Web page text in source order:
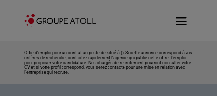
Offre d’emploi pour un contrat au poste de situé à (). Si cette annonce correspond à vos
critères de recherche, contactez rapidement l’agence qui publie cette offre d’emploi
pour proposer votre candidature. Nos chargés de recrutement pourront consulter votre
CV et si votre profil correspond, vous serez contacté pour une mise en relation avec
l’entreprise qui recrute.